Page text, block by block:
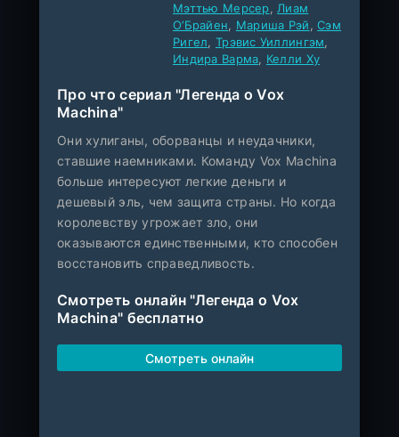
Мэттью Мерсер, Лиам
О’Брайен, Мариша Рэй ,Сэм
Ригел, Трэвис Уиллингэм,
Индира Варма, Келли Ху
Про что сериал "Легенда о Vox
Machina"
Они хулиганы, оборванцы и неудачники,
ставшие наемниками. Команду Vox Machina
больше интересуют легкие деньги и
дешевый эль, чем защита страны. Но когда
королевству угрожает зло, они
оказываются единственными, кто способен
восстановить справедливость.
Смотреть онлайн "Легенда о Vox
Machina" бесплатно
Смотреть онлайн